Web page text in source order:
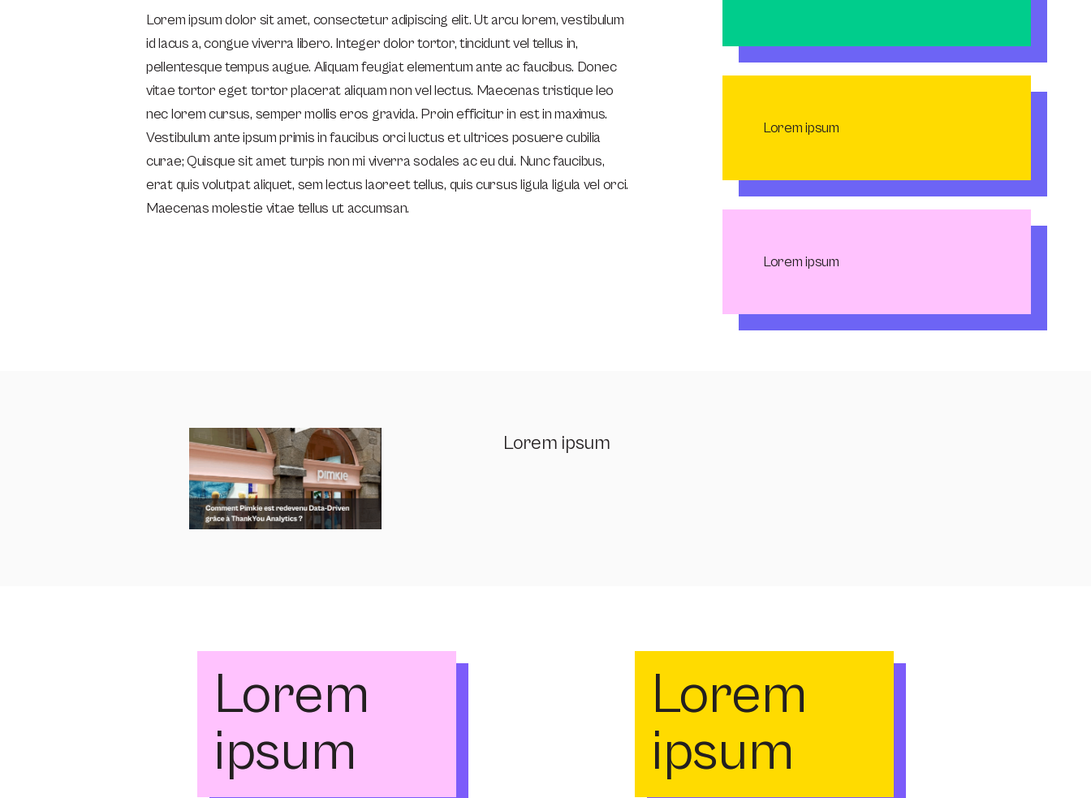
Lorem ipsum dolor sit amet, consectetur adipiscing elit. Ut arcu lorem, vestibulum
id lacus a, congue viverra libero. Integer dolor tortor, tincidunt vel tellus in,
pellentesque tempus augue. Aliquam feugiat elementum ante ac faucibus. Donec
vitae tortor eget tortor placerat aliquam non vel lectus. Maecenas tristique leo
nec lorem cursus, semper mollis eros gravida. Proin efficitur in est in maximus.
Vestibulum ante ipsum primis in faucibus orci luctus et ultrices posuere cubilia
curae; Quisque sit amet turpis non mi viverra sodales ac eu dui. Nunc faucibus,
erat quis volutpat aliquet, sem lectus laoreet tellus, quis cursus ligula ligula vel orci.
Maecenas molestie vitae tellus ut accumsan.
Lorem ipsum
Lorem ipsum
Lorem ipsum
Lorem
ipsum
Lorem
ipsum